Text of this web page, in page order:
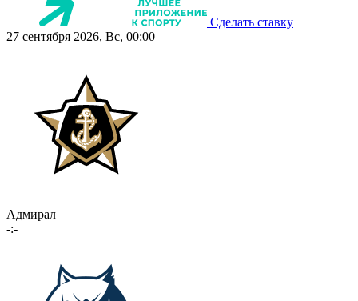
Сделать ставку
27 сентября 2026, Вс, 00:00
Адмирал
-:-